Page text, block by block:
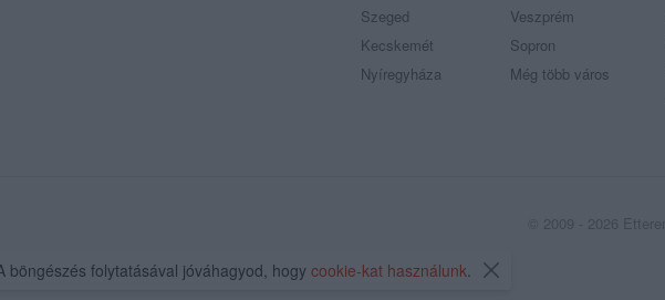
Szeged
Kecskemét
Nyíregyháza
Veszprém
Sopron
Még több város
böngészés folytatásával jóváhagyod, hogy cookie-kat használunk.